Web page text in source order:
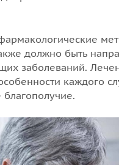
должно быть
заболеваний.
каждого